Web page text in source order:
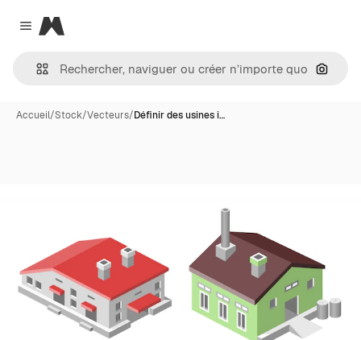
Close menu
Magnific
Accueil/Stock/Vecteurs/Définir des usines i…